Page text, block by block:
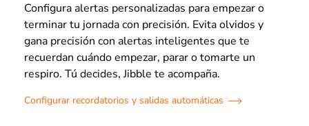
Configura alertas personalizadas para empezar o
terminar tu jornada con precisión. Evita olvidos y
gana precisión con alertas inteligentes que te
recuerdan cuándo empezar, parar o tomarte un
respiro. Tú decides, Jibble te acompaña.
Configurar recordatorios y salidas automáticas